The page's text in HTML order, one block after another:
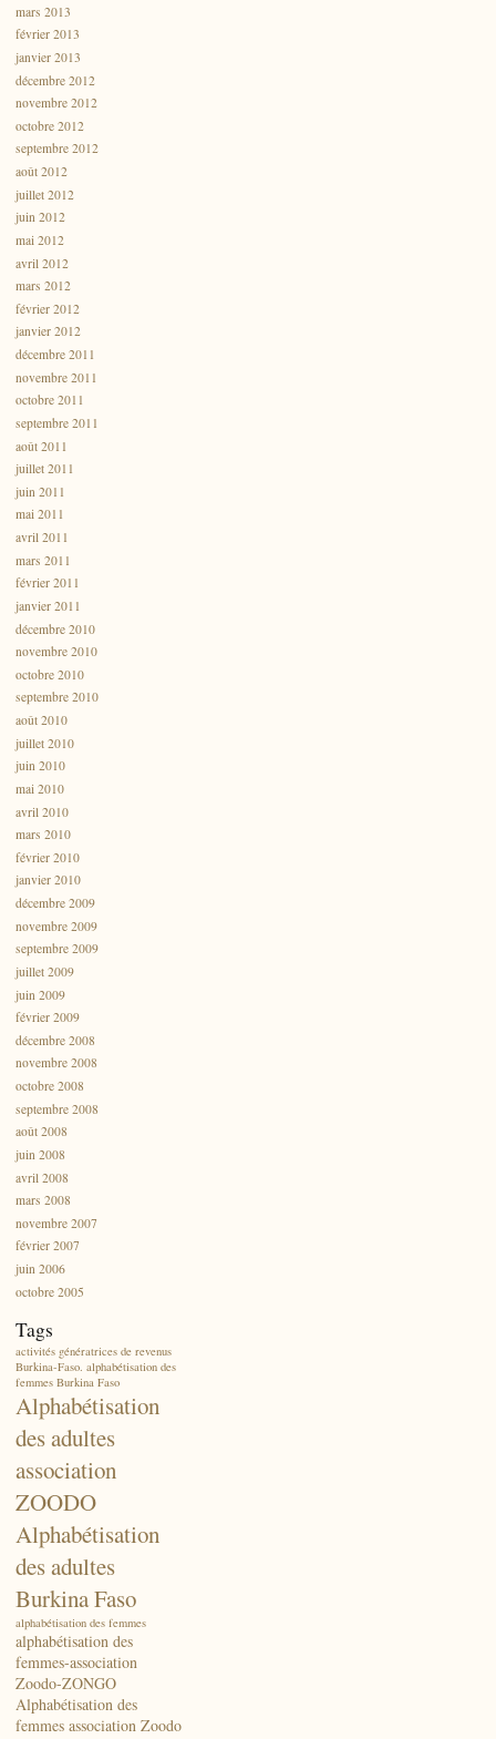
mars 2013
février 2013
janvier 2013
décembre 2012
novembre 2012
octobre 2012
septembre 2012
août 2012
juillet 2012
juin 2012
mai 2012
avril 2012
mars 2012
février 2012
janvier 2012
décembre 2011
novembre 2011
octobre 2011
septembre 2011
août 2011
juillet 2011
juin 2011
mai 2011
avril 2011
mars 2011
février 2011
janvier 2011
décembre 2010
novembre 2010
octobre 2010
septembre 2010
août 2010
juillet 2010
juin 2010
mai 2010
avril 2010
mars 2010
février 2010
janvier 2010
décembre 2009
novembre 2009
septembre 2009
juillet 2009
juin 2009
février 2009
décembre 2008
novembre 2008
octobre 2008
septembre 2008
août 2008
juin 2008
avril 2008
mars 2008
novembre 2007
février 2007
juin 2006
octobre 2005
Tags
activités génératrices de revenus
Burkina-Faso. alphabétisation des
femmes Burkina Faso
Alphabétisation
des adultes
association
ZOODO
Alphabétisation
des adultes
Burkina Faso
alphabétisation des femmes
alphabétisation des
femmes-association
Zoodo-ZONGO
Alphabétisation des
femmes association Zoodo